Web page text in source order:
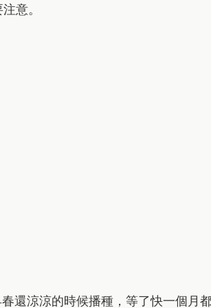
意。
還涼涼的時候播種，等了快一個月